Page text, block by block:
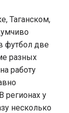
Таганском,
футбол две
разных
работу
регионах у
несколько